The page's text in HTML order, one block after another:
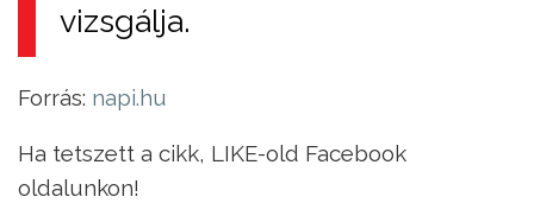
vizsgálja.
Forrás: napi.hu
Ha tetszett a cikk, LIKE-old Facebook
oldalunkon!